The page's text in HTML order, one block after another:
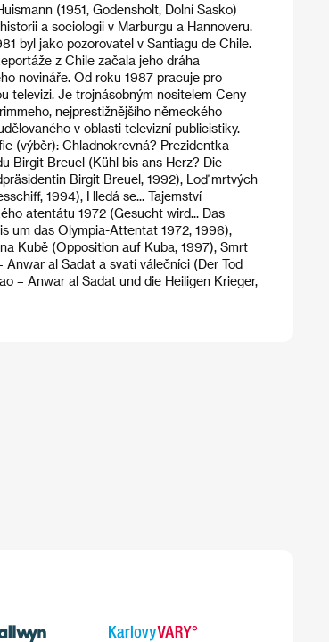
(1951, Godensholt, Dolní Sasko)
a sociologii v Marburgu a Hannoveru.
byl jako pozorovatel v Santiagu de Chile.
z Chile začala jeho dráha
novináře. Od roku 1987 pracuje pro
televizi. Je trojnásobným nositelem Ceny
nejprestižnějšího německého
v oblasti televizní publicistiky.
(výběr): Chladnokrevná? Prezidentka
Birgit Breuel (Kühl bis ans Herz? Die
Birgit Breuel, 1992), Loď mrtvých
1994), Hledá se... Tajemství
atentátu 1972 (Gesucht wird... Das
um das Olympia-Attentat 1972, 1996),
Kubě (Opposition auf Kuba, 1997), Smrt
Anwar al Sadat a svatí válečníci (Der Tod
– Anwar al Sadat und die Heiligen Krieger,